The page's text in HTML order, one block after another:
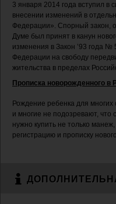
3 января 2014 года вступил
внесении изменений в
Федерации». Спорный закон,
Думе был принят в канун
изменения в Закон ’93 года №
Федерации на свободу
жительства в пределах
Прописка новорожденного в
Рождение ребенка для
и многие не подозревают, что
нужно купить не только
регистрацию и прописку